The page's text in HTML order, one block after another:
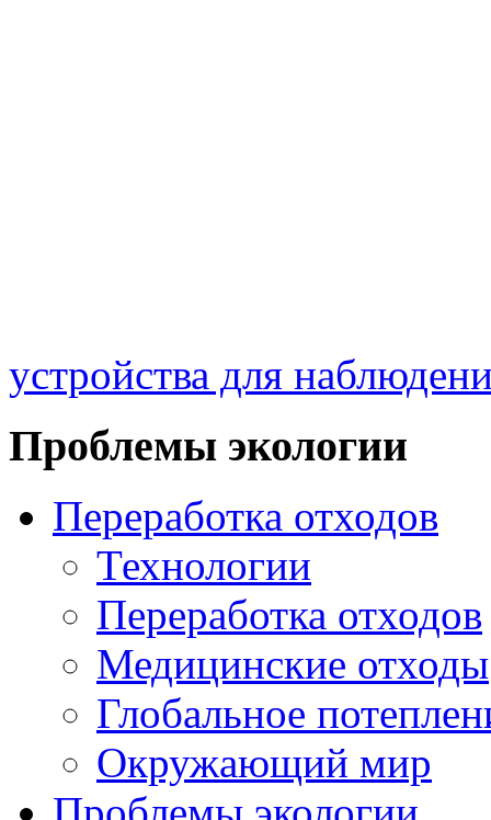
устройства для
Проблемы экологии
Переработка отходов
Технологии
Переработка отходов
Медицинские отходы
Глобальное
Окружающий мир